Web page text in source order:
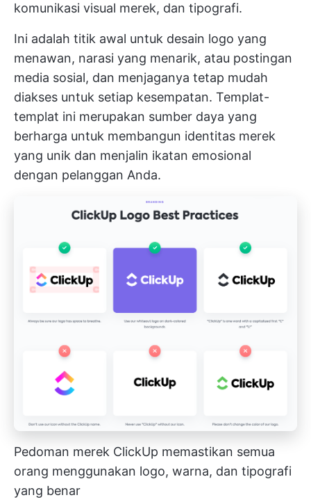
komunikasi visual merek, dan tipografi.
Ini adalah titik awal untuk desain logo yang
menawan, narasi yang menarik, atau postingan
media sosial, dan menjaganya tetap mudah
diakses untuk setiap kesempatan. Templat-
templat ini merupakan sumber daya yang
berharga untuk membangun identitas merek
yang unik dan menjalin ikatan emosional
dengan pelanggan Anda.
Pedoman merek ClickUp memastikan semua
orang menggunakan logo, warna, dan tipografi
yang benar